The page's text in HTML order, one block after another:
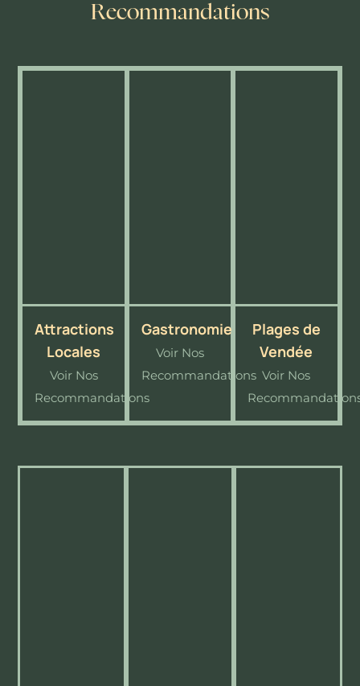
Recommandations
Attractions
Locales
Voir Nos
Recommandations
Gastronomie
Voir Nos
Recommandations
Plages de
Vendée
Voir Nos